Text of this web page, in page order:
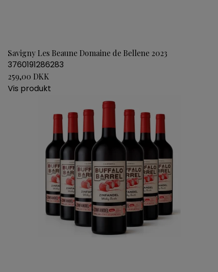
Savigny Les Beaune Domaine de Bellene 2023
3760191286283
259,00 DKK
Vis produkt